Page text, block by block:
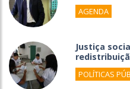
AGENDA
Justiça
POLÍTICAS